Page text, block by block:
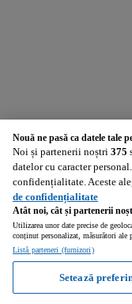
Nouă ne pasă ca datele tale
Noi și partenerii noștri 375
datelor cu caracter
confidențialitate. Aceste
de confidențialitate
Atât noi, cât și partenerii
Utilizarea unor date precise de
conținut personalizat, măsurători
Listă parteneri (furnizori)
Setează